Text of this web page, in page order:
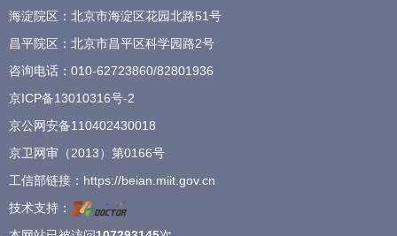
海淀院区：北京市海淀区花园北路51号
昌平院区：北京市昌平区科学园路2号
咨询电话： 010-62723860/82801936
京ICP备13010316号-2
京公网安备110402430018
京卫网审（2013）第0166号
工信部链接： https://beian.miit.gov.cn
技术支持：